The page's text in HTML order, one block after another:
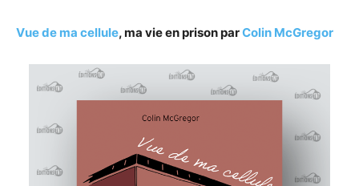
Vue de ma cellule, ma vie en prison parColin McGregor